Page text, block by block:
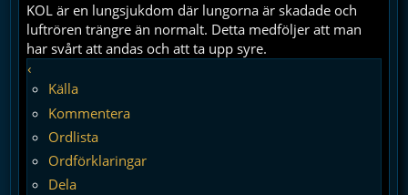
KOL är en lungsjukdom där lungorna är skadade och
luftrören trängre än normalt. Detta medföljer att man
har svårt att andas och att ta upp syre.
‹
Källa
Kommentera
Ordlista
Ordförklaringar
Dela